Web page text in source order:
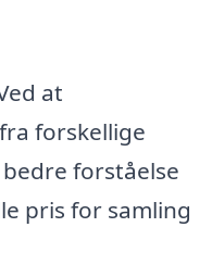
at
forskellige
forståelse
pris for samling